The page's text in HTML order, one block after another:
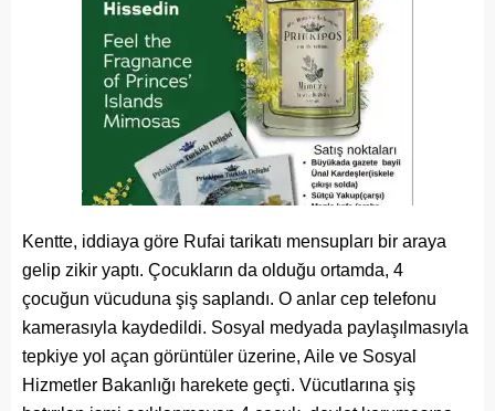
Kentte, iddiaya göre Rufai tarikatı mensupları bir araya
gelip zikir yaptı. Çocukların da olduğu ortamda, 4
çocuğun vücuduna şiş saplandı. O anlar cep telefonu
kamerasıyla kaydedildi. Sosyal medyada paylaşılmasıyla
tepkiye yol açan görüntüler üzerine, Aile ve Sosyal
Hizmetler Bakanlığı harekete geçti. Vücutlarına şiş